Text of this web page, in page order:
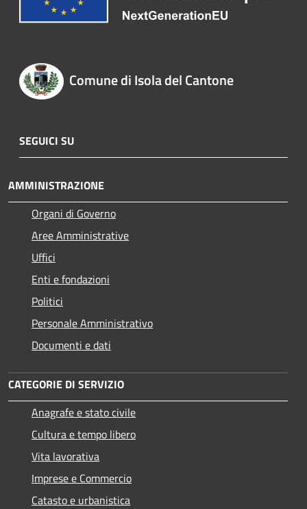
Comune di Isola del Cantone
SEGUICI SU
AMMINISTRAZIONE
Organi di Governo
Aree Amministrative
Uffici
Enti e fondazioni
Politici
Personale Amministrativo
Documenti e dati
CATEGORIE DI SERVIZIO
Anagrafe e stato civile
Cultura e tempo libero
Vita lavorativa
Imprese e Commercio
Catasto e urbanistica